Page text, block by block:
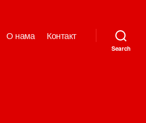
О нама Контакт
Search